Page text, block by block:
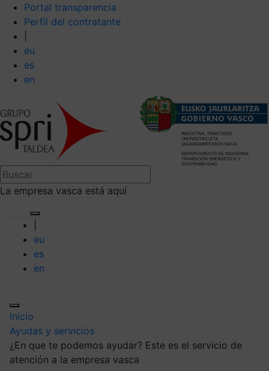
Portal transparencia
Perfil del contratante
eu
es
en
La empresa vasca está aquí
eu
es
en
Inicio
Ayudas y servicios
¿En que te podemos ayudar? Este es el servicio de
atención a la empresa vasca